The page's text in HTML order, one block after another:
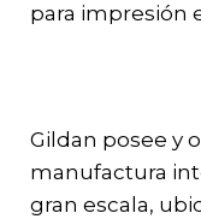
para impresión
Gildan posee y
manufactura
gran escala,